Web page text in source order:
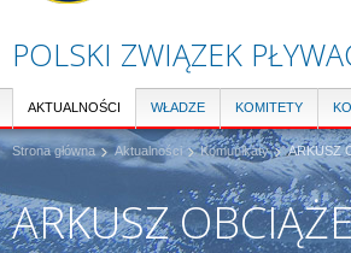
POLSKI ZWIĄZEK
AKTUALNOŚCI WŁADZE KOMITETY
Strona główna Aktualności Komunikaty ARKUSZ
ARKUSZ